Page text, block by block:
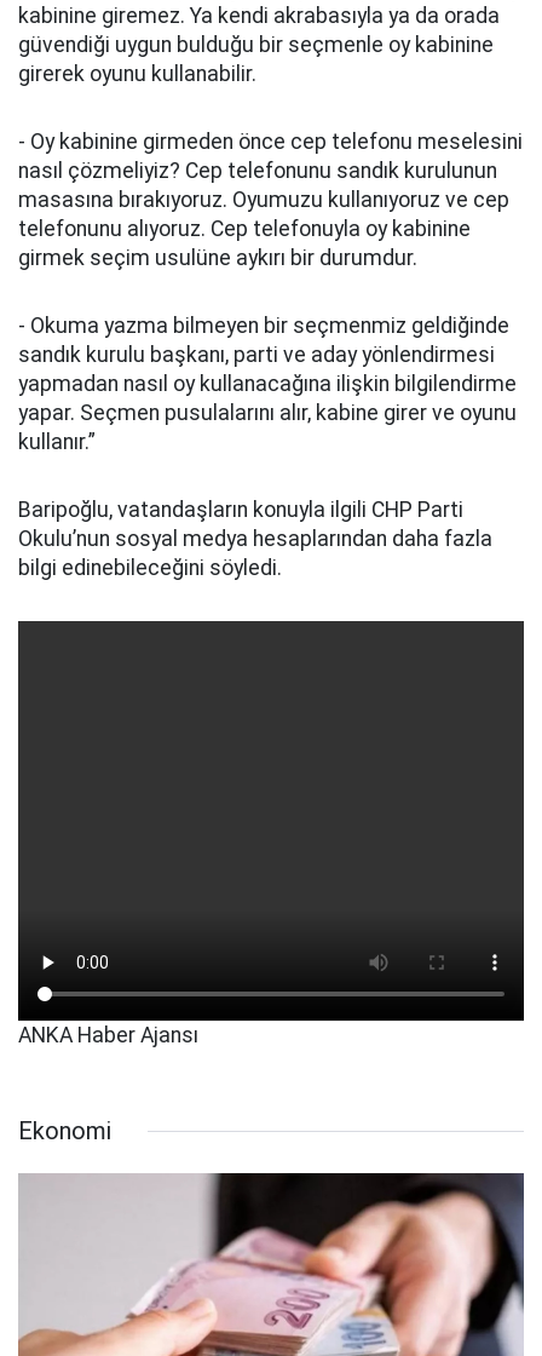
kabinine giremez. Ya kendi akrabasıyla ya da orada
güvendiği uygun bulduğu bir seçmenle oy kabinine
girerek oyunu kullanabilir.
- Oy kabinine girmeden önce cep telefonu meselesini
nasıl çözmeliyiz? Cep telefonunu sandık kurulunun
masasına bırakıyoruz. Oyumuzu kullanıyoruz ve cep
telefonunu alıyoruz. Cep telefonuyla oy kabinine
girmek seçim usulüne aykırı bir durumdur.
- Okuma yazma bilmeyen bir seçmenmiz geldiğinde
sandık kurulu başkanı, parti ve aday yönlendirmesi
yapmadan nasıl oy kullanacağına ilişkin bilgilendirme
yapar. Seçmen pusulalarını alır, kabine girer ve oyunu
kullanır.”
Baripoğlu, vatandaşların konuyla ilgili CHP Parti
Okulu’nun sosyal medya hesaplarından daha fazla
bilgi edinebileceğini söyledi.
ANKA Haber Ajansı
Ekonomi